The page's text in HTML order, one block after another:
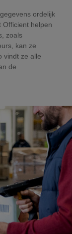
ordelijk
Officient helpen
zoals
kan ze
vindt ze alle
de